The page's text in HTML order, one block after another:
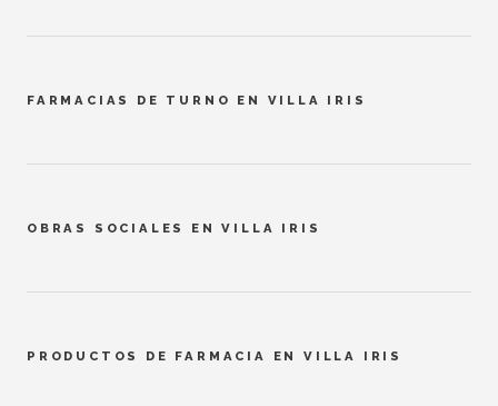
FARMACIAS DE TURNO EN VILLA IRIS
OBRAS SOCIALES EN VILLA IRIS
PRODUCTOS DE FARMACIA EN VILLA IRIS